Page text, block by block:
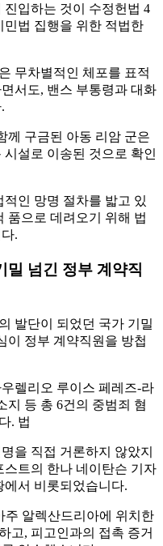
입하는 것이 수정헌법 4
법 집행을 위한 적법한
무차별적인 체포를 표적
서도, 밴스 부통령과 대화
께 구금된 아동 리암 군은
설로 이송된 것으로 확인
인 망명 절차를 밟고 있
품으로 데려오기 위해 법
.
밀 넘긴 정부 계약직
발단이 되었던 국가 기밀
이 정부 계약직원을 방첩
렐리오 루이스 페레즈-라
지 등 총 6건의 중범죄 혐
. 법
을 직접 거론하지 않았지
트의 한나 네이탄슨 기자
서 비롯되었습니다.
주 알렉산드리아에 위치한
고, 피고인과의 접촉 증거